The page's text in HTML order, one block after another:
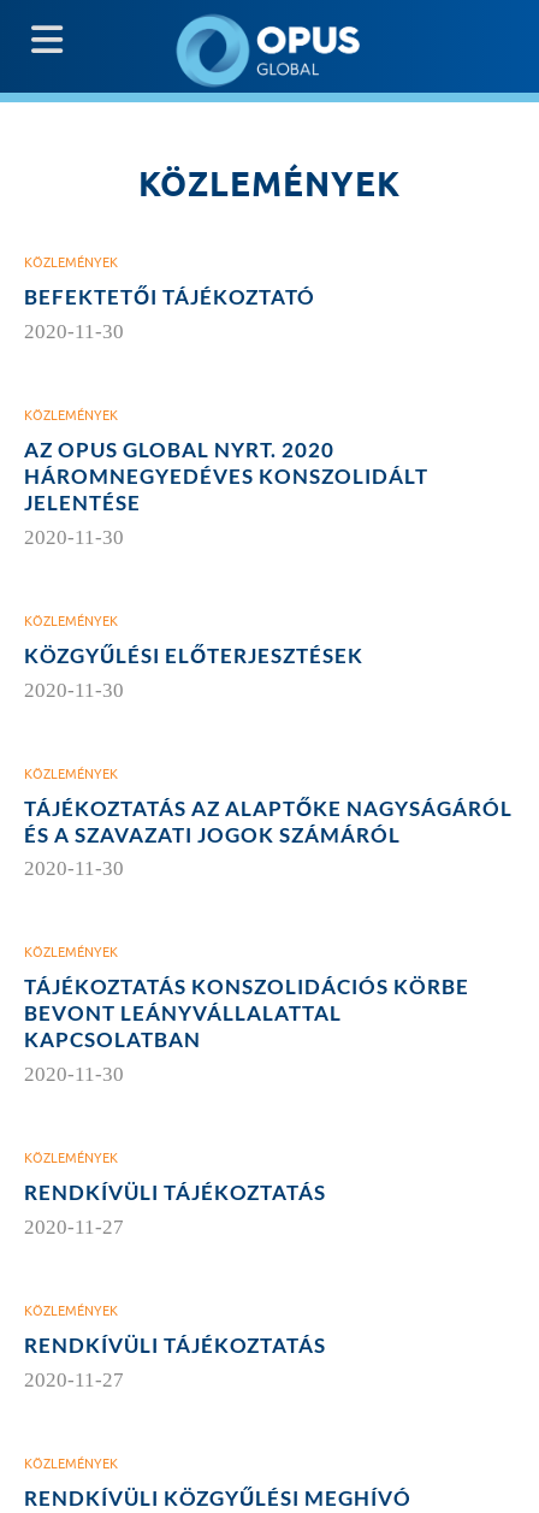
KÖZLEMÉNYEK
KÖZLEMÉNYEK
BEFEKTETŐI TÁJÉKOZTATÓ
2020-11-30
KÖZLEMÉNYEK
AZ OPUS GLOBAL NYRT. 2020
HÁROMNEGYEDÉVES KONSZOLIDÁLT
JELENTÉSE
2020-11-30
KÖZLEMÉNYEK
KÖZGYŰLÉSI ELŐTERJESZTÉSEK
2020-11-30
KÖZLEMÉNYEK
TÁJÉKOZTATÁS AZ ALAPTŐKE NAGYSÁGÁRÓL
ÉS A SZAVAZATI JOGOK SZÁMÁRÓL
2020-11-30
KÖZLEMÉNYEK
TÁJÉKOZTATÁS KONSZOLIDÁCIÓS KÖRBE
BEVONT LEÁNYVÁLLALATTAL
KAPCSOLATBAN
2020-11-30
KÖZLEMÉNYEK
RENDKÍVÜLI TÁJÉKOZTATÁS
2020-11-27
KÖZLEMÉNYEK
RENDKÍVÜLI TÁJÉKOZTATÁS
2020-11-27
KÖZLEMÉNYEK
RENDKÍVÜLI KÖZGYŰLÉSI MEGHÍVÓ